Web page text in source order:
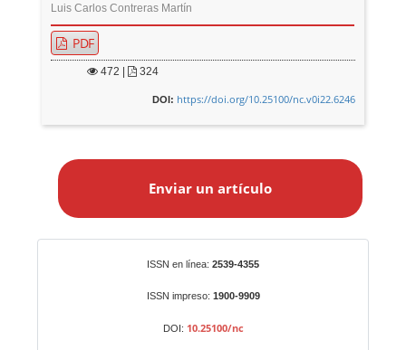
Luis Carlos Contreras Martín
PDF
472 | 324
DOI: https://doi.org/10.25100/nc.v0i22.6246
a
Enviar un artículo
ISSN en línea: 2539-4355
ISSN impreso: 1900-9909
DOI: 10.25100/nc